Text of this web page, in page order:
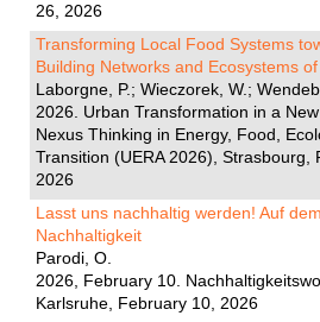
26, 2026
Transforming Local Food Systems
Building Networks and Ecosystems
Laborgne, P.; Wieczorek, W.;
2026. Urban Transformation in a
Nexus Thinking in Energy, Food,
Transition (UERA 2026), Strasbourg,
2026
Lasst uns nachhaltig werden! Auf
Nachhaltigkeit
Parodi, O.
2026, February 10.
Karlsruhe, February 10, 2026